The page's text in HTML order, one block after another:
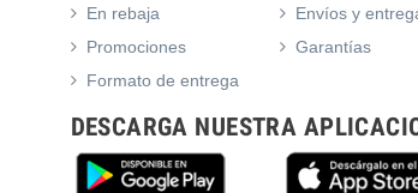
En rebaja
Promociones
Formato de entrega
Envíos y
Garantías
DESCARGA NUESTRA